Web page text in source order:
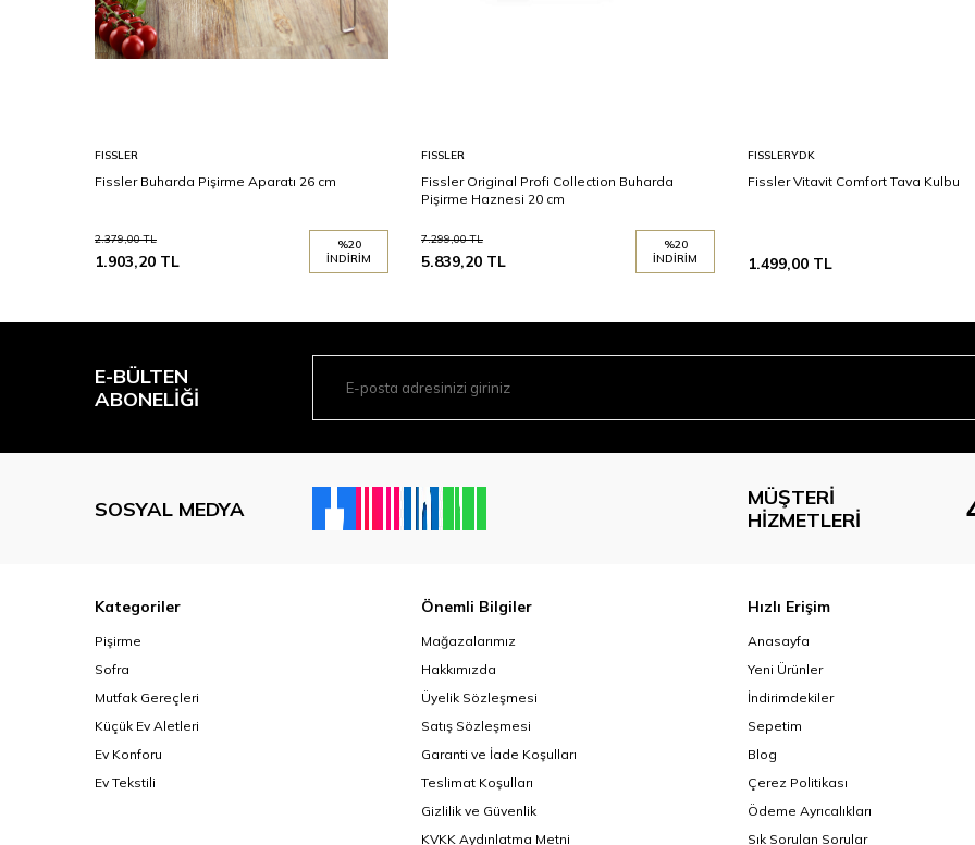
FISSLER
Fissler Buharda Pişirme Aparatı 26 cm
2.379,00TL
1.903,20 TL
%20
İNDIRIM
FISSLER
Fissler Original Profi Collection Buharda
Pişirme Haznesi 20 cm
7.299,00TL
5.839,20 TL
%20
İNDIRIM
FISSLERYDK
Fissler Vitavit Comfort Tava Kulbu
1.499,00 TL
E-BÜLTEN
ABONELIĞI
SOSYAL MEDYA
MÜŞTERI
HIZMETLERI
Kategoriler
Pişirme
Sofra
Mutfak Gereçleri
Küçük Ev Aletleri
Ev Konforu
Ev Tekstili
Önemli Bilgiler
Mağazalarımız
Hakkımızda
Üyelik Sözleşmesi
Satış Sözleşmesi
Garanti ve İade Koşulları
Teslimat Koşulları
Gizlilik ve Güvenlik
KVKK Aydınlatma Metni
Hızlı Erişim
Anasayfa
Yeni Ürünler
İndirimdekiler
Sepetim
Blog
Çerez Politikası
Ödeme Ayrıcalıkları
Sık Sorulan Sorular